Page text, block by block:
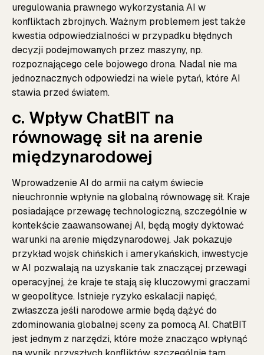
uregulowania prawnego wykorzystania AI w
konfliktach zbrojnych. Ważnym problemem jest także
kwestia odpowiedzialności w przypadku błędnych
decyzji podejmowanych przez maszyny, np.
rozpoznającego cele bojowego drona. Nadal nie ma
jednoznacznych odpowiedzi na wiele pytań, które AI
stawia przed światem.
c. Wpływ ChatBIT na
równowagę sił na arenie
międzynarodowej
Wprowadzenie AI do armii na całym świecie
nieuchronnie wpłynie na globalną równowagę sił. Kraje
posiadające przewagę technologiczną, szczególnie w
kontekście zaawansowanej AI, będą mogły dyktować
warunki na arenie międzynarodowej. Jak pokazuje
przykład wojsk chińskich i amerykańskich, inwestycje
w AI pozwalają na uzyskanie tak znaczącej przewagi
operacyjnej, że kraje te stają się kluczowymi graczami
w geopolityce. Istnieje ryzyko eskalacji napięć,
zwłaszcza jeśli narodowe armie będą dążyć do
zdominowania globalnej sceny za pomocą AI. ChatBIT
jest jednym z narzędzi, które może znacząco wpłynąć